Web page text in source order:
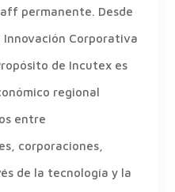
permanente. Desde
Corporativa
de Incutex es
regional
entre
corporaciones,
de la tecnología y la